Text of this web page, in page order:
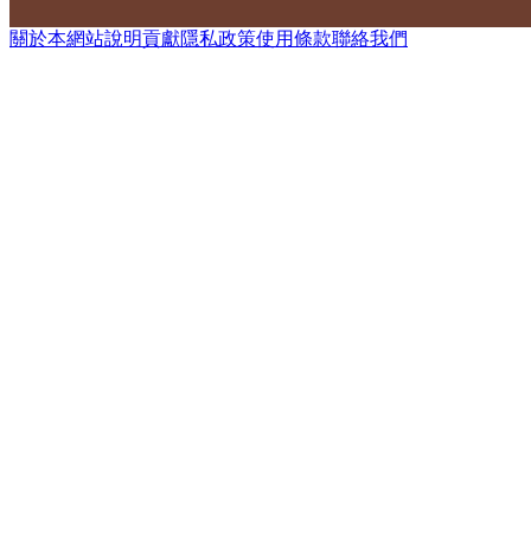
關於本網站說明貢獻隱私政策使用條款聯絡我們